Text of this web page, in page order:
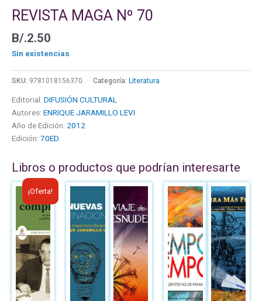
REVISTA MAGA Nº 70
B/.2.50
Sin existencias
SKU: 9781018156370 Categoría: Literatura
Editorial: DIFUSIÓN CULTURAL
Autores: ENRIQUE JARAMILLO LEVI
Año de Edición: 2012
Edición: 70ED.
Libros o productos que podrían interesarte
¡Oferta!
El
precio
original
era:
B/.10.00.
El
precio
actual
es:
B/.6.00.